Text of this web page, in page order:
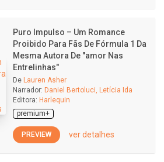
Puro Impulso – Um Romance
Proibido Para Fãs De Fórmula 1 Da
Mesma Autora De "amor Nas
Entrelinhas"
De Lauren Asher
Narrador: Daniel Bertoluci, Letícia Ida
Editora: Harlequin
premium+
PREVIEW ver detalhes